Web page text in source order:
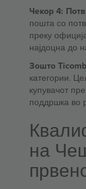
Чекор 4:
пошта со
преку
најдоцна до
Зошто
категории.
купувачот
поддршка во
на